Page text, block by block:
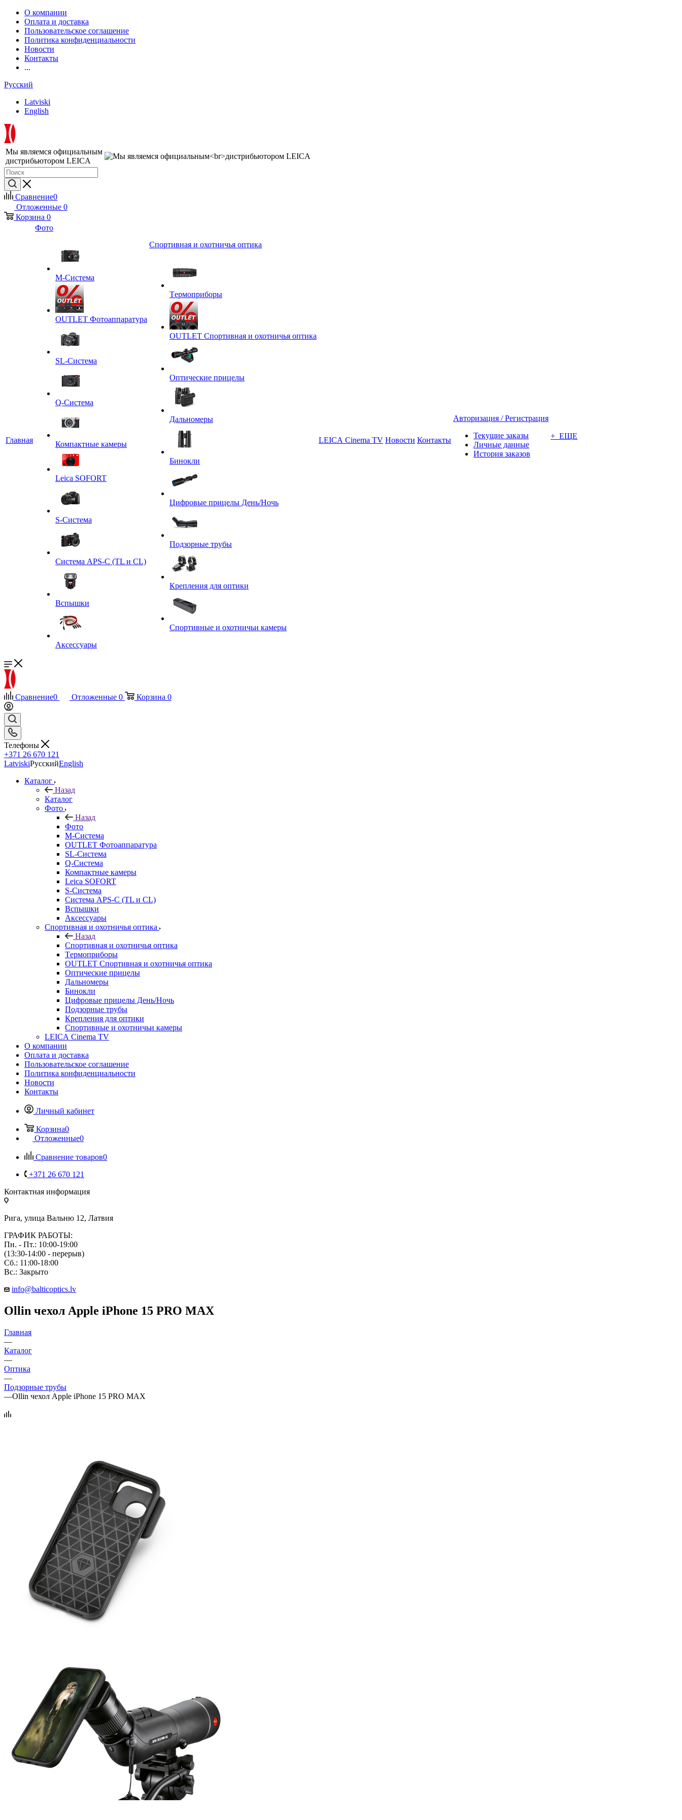
О компании
Оплата и доставка
Пользовательское соглашение
Политика конфиденциальности
Новости
Контакты
...
Русский
Latviski
English
Мы являемся официальным
дистрибьютором LEICA
Сравнение0
Отложенные 0
Корзина 0
Главная
Фото
M-Система
OUTLET Фотоаппаратура
SL-Система
Q-Cистема
Компактные камеры
Leica SOFORT
S-Система
Система APS-C (TL и CL)
Вспышки
Аксессуары
Спортивная и охотничья оптика
Tермоприборы
OUTLET Спортивная и охотничья оптика
Оптические прицелы
Дальномеры
Бинокли
Цифровые прицелы День/Ночь
Подзорные трубы
Крепления для оптики
Спортивные и охотничьи камеры
LEICA Cinema TV Новости Контакты
Авторизация / Регистрация
Текущие заказы
Личные данные
История заказов
+ ЕЩЕ
Сравнение0 Отложенные 0 Корзина 0
Телефоны
+371 26 670 121
LatviskiРусскийEnglish
Каталог
Назад
Каталог
Фото
Назад
Фото
M-Система
OUTLET Фотоаппаратура
SL-Система
Q-Cистема
Компактные камеры
Leica SOFORT
S-Система
Система APS-C (TL и CL)
Вспышки
Аксессуары
Спортивная и охотничья оптика
Назад
Спортивная и охотничья оптика
Tермоприборы
OUTLET Спортивная и охотничья оптика
Оптические прицелы
Дальномеры
Бинокли
Цифровые прицелы День/Ночь
Подзорные трубы
Крепления для оптики
Спортивные и охотничьи камеры
LEICA Cinema TV
О компании
Оплата и доставка
Пользовательское соглашение
Политика конфиденциальности
Новости
Контакты
Личный кабинет
Корзина0
Отложенные0
Сравнение товаров0
+371 26 670 121
Контактная информация
Рига, улица Вальню 12, Латвия
ГРАФИК РАБОТЫ:
Пн. - Пт.: 10:00-19:00
(13:30-14:00 - перерыв)
Сб.: 11:00-18:00
Вс.: Закрыто
info@balticoptics.lv
Ollin чехол Apple iPhone 15 PRO MAX
Главная
—
Каталог
—
Оптика
—
Подзорные трубы
—Ollin чехол Apple iPhone 15 PRO MAX